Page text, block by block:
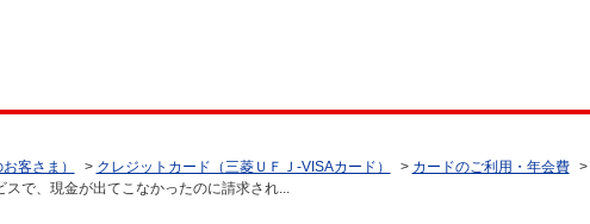
客さま） > クレジットカード（三菱ＵＦＪ-VISAカード） > カードのご利用・年会費 >
で、現金が出てこなかったのに請求され...